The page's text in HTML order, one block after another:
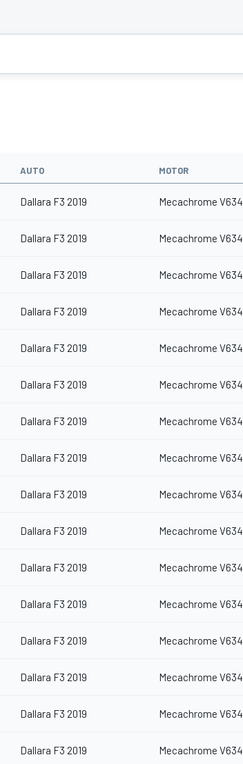
AUTO MOTOR
Dallara F3 2019 Mecachrome V634
Dallara F3 2019 Mecachrome V634
Dallara F3 2019 Mecachrome V634
Dallara F3 2019 Mecachrome V634
Dallara F3 2019 Mecachrome V634
Dallara F3 2019 Mecachrome V634
Dallara F3 2019 Mecachrome V634
Dallara F3 2019 Mecachrome V634
Dallara F3 2019 Mecachrome V634
Dallara F3 2019 Mecachrome V634
Dallara F3 2019 Mecachrome V634
Dallara F3 2019 Mecachrome V634
Dallara F3 2019 Mecachrome V634
Dallara F3 2019 Mecachrome V634
Dallara F3 2019 Mecachrome V634
Dallara F3 2019 Mecachrome V634